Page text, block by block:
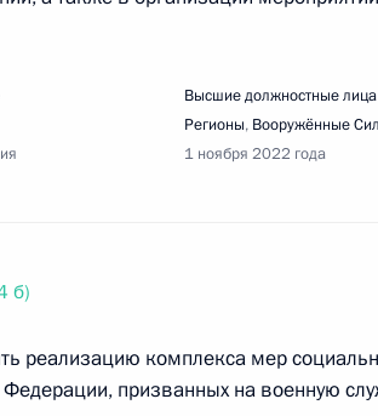
года, 20:00
2022 года, среда
2022 года, четверг
Высшие должностные
Регионы, Вооружённые
1 ноября 2022 года
б)
реализацию комплекса мер
Федерации, призванных на военную